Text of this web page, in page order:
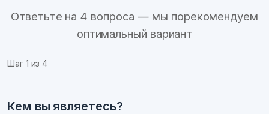
Ответьте на 4 вопроса — мы порекомендуем
оптимальный вариант
Шаг 1 из 4
Кем вы являетесь?